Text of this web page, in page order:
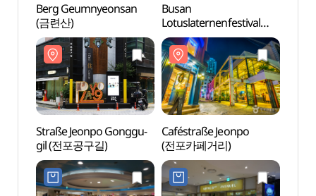
Berg Geumnyeonsan
(금련산)
Busan
Lotuslaternenfestival
(부산연등회)
Straße Jeonpo Gonggu-
gil (전포공구길)
Caféstraße Jeonpo
(전포카페거리)